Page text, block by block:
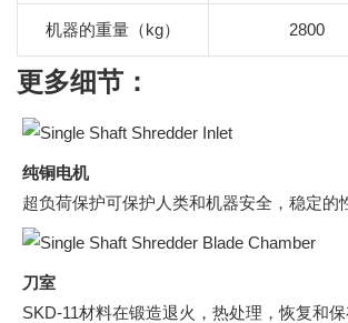
机器的重量（kg） 2800
更多细节：
纯铜电机
超负荷保护可保护人类和机器安全，稳定的
刀室
SKD-11材料在锻造退火，热处理，恢复和